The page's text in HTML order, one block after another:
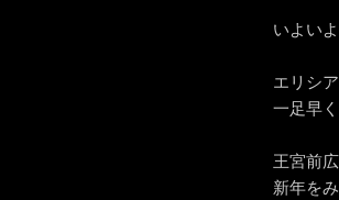
いよい
エリシ
一足早
王宮前
新年を